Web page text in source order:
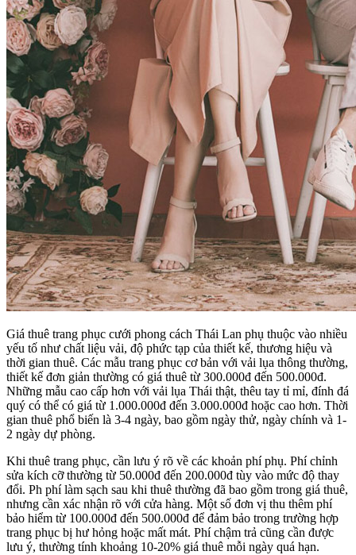
Giá thuê trang phục cưới phong cách Thái Lan phụ thuộc vào nhiều
yếu tố như chất liệu vải, độ phức tạp của thiết kế, thương hiệu và
thời gian thuê. Các mẫu trang phục cơ bản với vải lụa thông thường,
thiết kế đơn giản thường có giá thuê từ 300.000đ đến 500.000đ.
Những mẫu cao cấp hơn với vải lụa Thái thật, thêu tay tỉ mỉ, đính đá
quý có thể có giá từ 1.000.000đ đến 3.000.000đ hoặc cao hơn. Thời
gian thuê phổ biến là 3-4 ngày, bao gồm ngày thử, ngày chính và 1-
2 ngày dự phòng.
Khi thuê trang phục, cần lưu ý rõ về các khoản phí phụ. Phí chỉnh
sửa kích cỡ thường từ 50.000đ đến 200.000đ tùy vào mức độ thay
đổi. Ph phí làm sạch sau khi thuê thường đã bao gồm trong giá thuê,
nhưng cần xác nhận rõ với cửa hàng. Một số đơn vị thu thêm phí
bảo hiểm từ 100.000đ đến 500.000đ để đảm bảo trong trường hợp
trang phục bị hư hỏng hoặc mất mát. Phí chậm trả cũng cần được
lưu ý, thường tính khoảng 10-20% giá thuê mỗi ngày quá hạn.